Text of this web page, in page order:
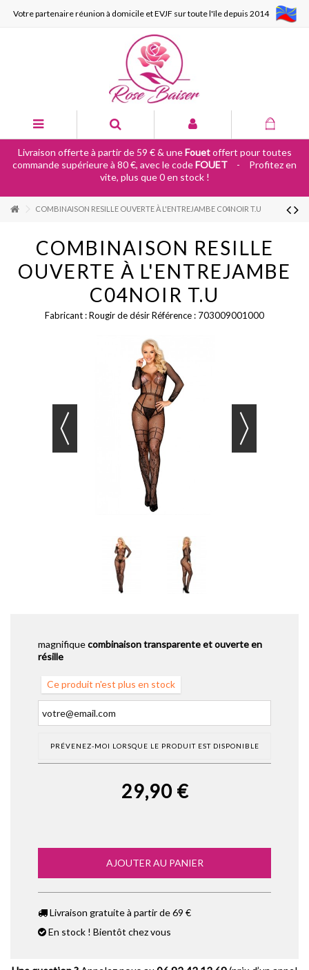
Votre partenaire réunion à domicile et EVJF sur toute l'île depuis 2014
Livraison offerte à partir de 59 € & uneFouetoffert pour toutes
commande supérieure à 80 €, avec le codeFOUET -
Profitez en
vite, plus que 0 en stock !
COMBINAISON RESILLE OUVERTE À L'ENTREJAMBE C04NOIR T.U
COMBINAISON RESILLE
OUVERTE À L'ENTREJAMBE
C04NOIR T.U
Fabricant :Rougir de désirRéférence : 703009001000
magnifiquecombinaison transparente et ouverte en
résille
Ce produit n'est plus en stock
PRÉVENEZ-MOI LORSQUE LE PRODUIT EST DISPONIBLE
29,90 €
AJOUTER AU PANIER
Livraison gratuite à partir de 69 €
En stock ! Bientôt chez vous